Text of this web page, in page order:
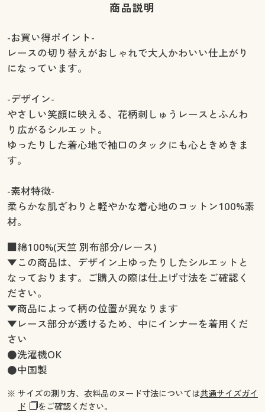
商品説明
-お買い得ポイント-
レースの切り替えがおしゃれで大人かわいい仕上がり
になっています。
-デザイン-
やさしい笑顔に映える、花柄刺しゅうレースとふんわ
り広がるシルエット。
ゆったりした着心地で袖口のタックにも心ときめきま
す。
-素材特徴-
柔らかな肌ざわりと軽やかな着心地のコットン100%素
材。
■綿100%(天竺 別布部分/レース)
▼この商品は、デザイン上ゆったりしたシルエットと
なっております。ご購入の際は仕上げ寸法をご確認く
ださい。
▼商品によって柄の位置が異なります
▼レース部分が透けるため、中にインナーを着用くだ
さい
●洗濯機OK
●中国製
※ サイズの測り方、衣料品のヌード寸法については共通サイズガイ
ド
をご確認ください。